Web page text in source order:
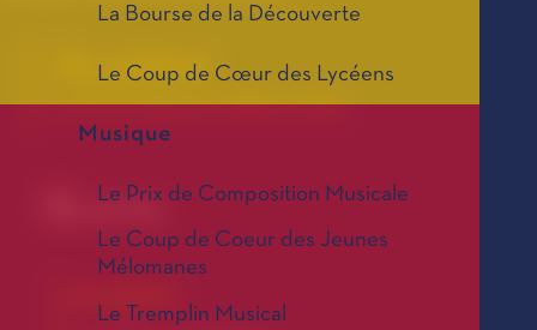
La Bourse de la Découverte
Le Coup de Cœur des Lycéens
Musique
Le Prix de Composition Musicale
Le Coup de Coeur des Jeunes
Mélomanes
Le Tremplin Musical
Au piano
Le Prix Littéraire, édition 2002
Œuvre